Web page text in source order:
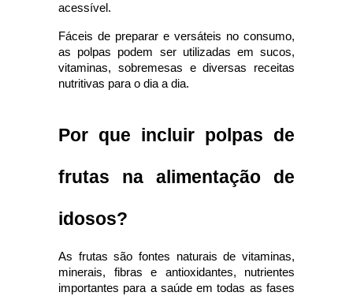
acessível.
Fáceis de preparar e versáteis no consumo,
as polpas podem ser utilizadas em sucos,
vitaminas, sobremesas e diversas receitas
nutritivas para o dia a dia.
Por que incluir polpas de
frutas na alimentação de
idosos?
As frutas são fontes naturais de vitaminas,
minerais, fibras e antioxidantes, nutrientes
importantes para a saúde em todas as fases